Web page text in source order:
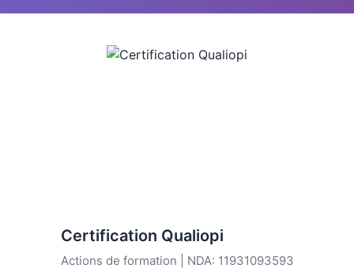
Certification Qualiopi
Actions de formation | NDA: 11931093593